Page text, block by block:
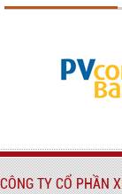
CÔNG TY CỔ PHẦN